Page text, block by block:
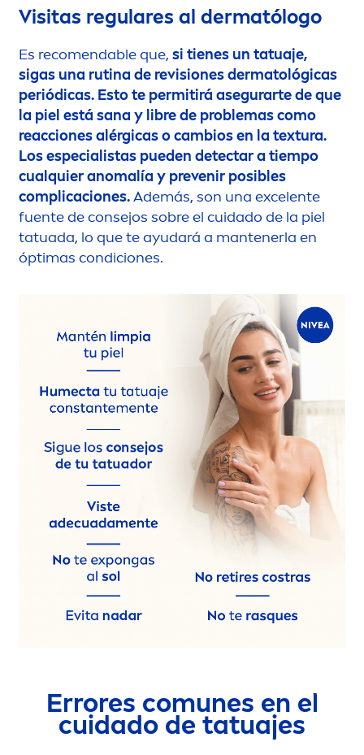
Visitas regulares al dermatólogo
Es recomendable que, si tienes un tatuaje,
sigas una rutina de revisiones dermatológicas
periódicas. Esto te permitirá asegurarte de que
la piel está sana y libre de problemas como
reacciones alérgicas o cambios en la textura.
Los especialistas pueden detectar a tiempo
cualquier anomalía y prevenir posibles
complicaciones.Además, son una excelente
fuente de consejos sobre el cuidado de la piel
tatuada, lo que te ayudará a mantenerla en
óptimas condiciones.
Errores comunes en el
cuidado de tatuajes